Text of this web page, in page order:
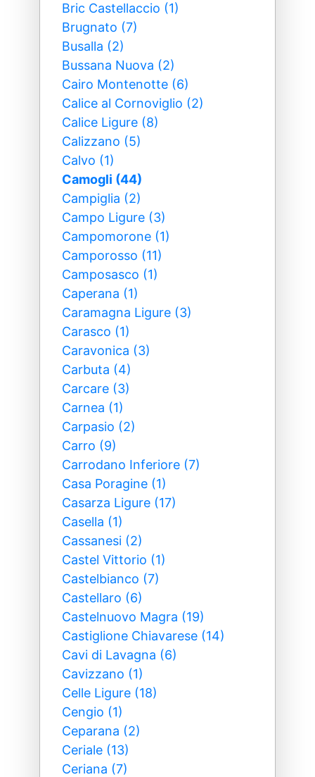
Bric Castellaccio (1)
Brugnato (7)
Busalla (2)
Bussana Nuova (2)
Cairo Montenotte (6)
Calice al Cornoviglio (2)
Calice Ligure (8)
Calizzano (5)
Calvo (1)
Camogli (44)
Campiglia (2)
Campo Ligure (3)
Campomorone (1)
Camporosso (11)
Camposasco (1)
Caperana (1)
Caramagna Ligure (3)
Carasco (1)
Caravonica (3)
Carbuta (4)
Carcare (3)
Carnea (1)
Carpasio (2)
Carro (9)
Carrodano Inferiore (7)
Casa Poragine (1)
Casarza Ligure (17)
Casella (1)
Cassanesi (2)
Castel Vittorio (1)
Castelbianco (7)
Castellaro (6)
Castelnuovo Magra (19)
Castiglione Chiavarese (14)
Cavi di Lavagna (6)
Cavizzano (1)
Celle Ligure (18)
Cengio (1)
Ceparana (2)
Ceriale (13)
Ceriana (7)